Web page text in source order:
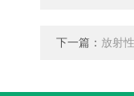
下一篇： 放射